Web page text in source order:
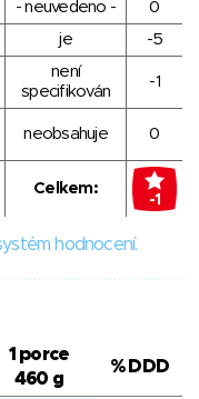
- neuvedeno -
0
je
-5
není
specifikován
-1
neobsahuje 0
Celkem:
-1
hodnocení.
1 porce
460 g
% DDD